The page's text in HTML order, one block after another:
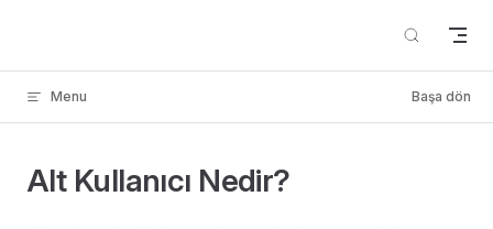
Menu Başa dön
Alt Kullanıcı Nedir?